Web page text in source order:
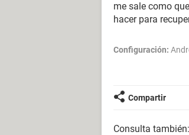
me sale como
hacer para
Configuración:
Compartir
Consulta también: